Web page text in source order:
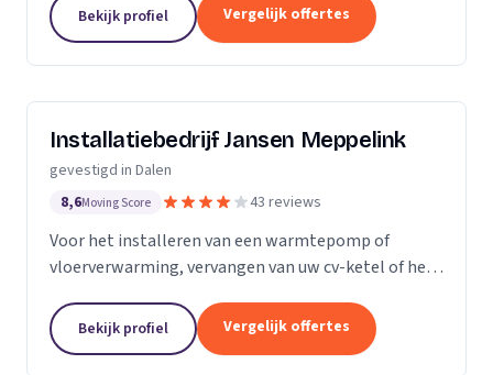
en veiligheid uitgevoerd moeten kunnen worden....
Bekijk profiel Vergelijk offertes
Installatiebedrijf Jansen Meppelink
gevestigd in Dalen
8,6Moving Score 43 reviews
Voor het installeren van een warmtepomp of
vloerverwarming, vervangen van uw cv-ketel of het
verwarmingsinstallaties bent u bij
Totaalinstallateur Jansen &...
Bekijk profiel Vergelijk offertes